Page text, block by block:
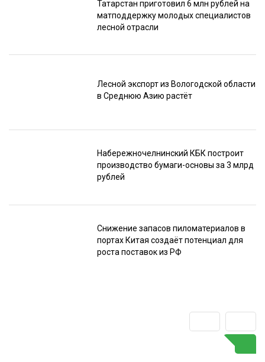
Татарстан приготовил 6 млн рублей на
матподдержку молодых специалистов
лесной отрасли
Лесной экспорт из Вологодской области
в Среднюю Азию растёт
Набережночелнинский КБК построит
производство бумаги-основы за 3 млрд
рублей
Снижение запасов пиломатериалов в
портах Китая создаёт потенциал для
роста поставок из РФ